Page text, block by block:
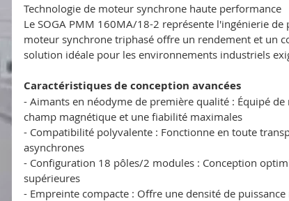
Technologie de moteur synchrone haute performance
Le SOGA PMM 160MA/18-2 représente l'ingénierie
moteur synchrone triphasé offre un rendement et un
solution idéale pour les environnements industriels
Caractéristiques de conception avancées
- Aimants en néodyme de première qualité : Équipé
champ magnétique et une fiabilité maximales
- Compatibilité polyvalente : Fonctionne en toute
asynchrones
- Configuration 18 pôles/2 modules : Conception
supérieures
- Empreinte compacte : Offre une densité de